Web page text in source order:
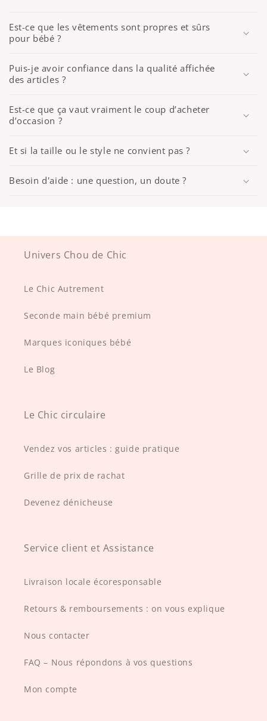
Est-ce que les vêtements sont propres et sûrs
pour bébé ?
Puis-je avoir confiance dans la qualité affichée
des articles ?
Est-ce que ça vaut vraiment le coup d’acheter
d’occasion ?
Et si la taille ou le style ne convient pas ?
Besoin d'aide : une question, un doute ?
Univers Chou de Chic
Le Chic Autrement
Seconde main bébé premium
Marques iconiques bébé
Le Blog
Le Chic circulaire
Vendez vos articles : guide pratique
Grille de prix de rachat
Devenez dénicheuse
Service client et Assistance
Livraison locale écoresponsable
Retours & remboursements : on vous explique
Nous contacter
FAQ – Nous répondons à vos questions
Mon compte